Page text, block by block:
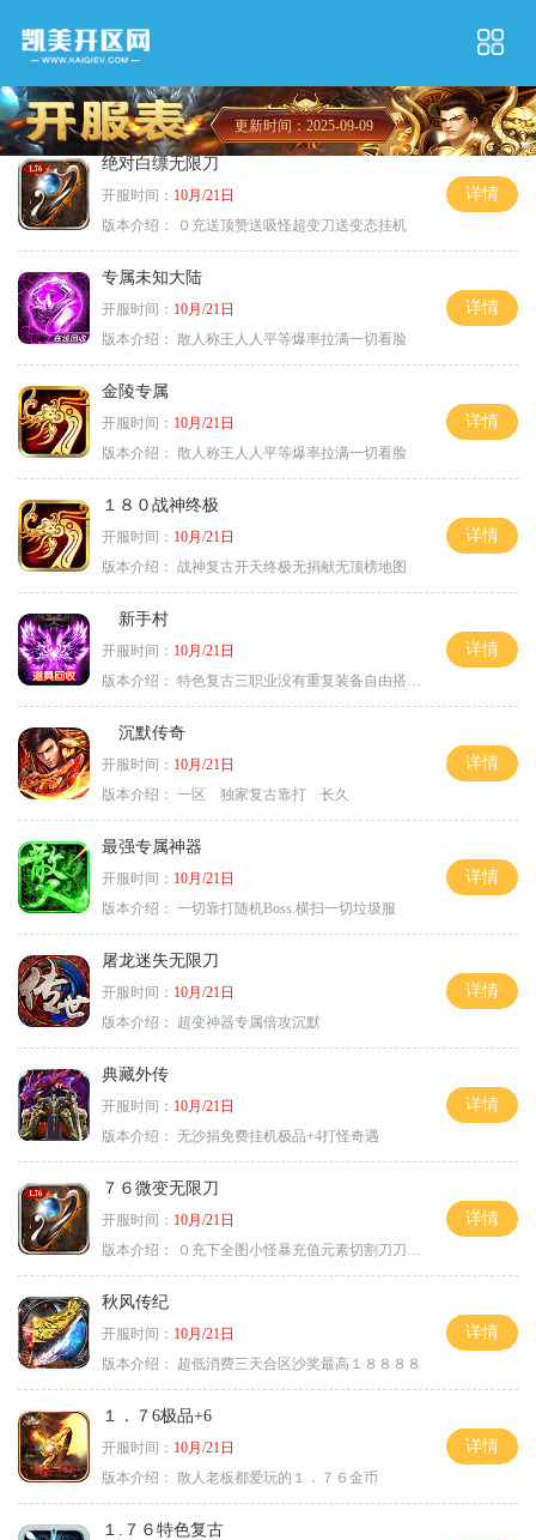
更新时间：2025-09-09
绝对白缥无限刀
开服时间： 10月/21日
版本介绍：
０充送顶赞送吸怪超变刀送变态挂机
详情
专属未知大陆
开服时间： 10月/21日
版本介绍： 散人称王人人平等爆率拉满一切看脸
详情
金陵专属
开服时间： 10月/21日
版本介绍： 散人称王人人平等爆率拉满一切看脸
详情
１８０战神终极
开服时间： 10月/21日
版本介绍： 战神复古开天终极无捐献无顶榜地图
详情
新手村
开服时间： 10月/21日
版本介绍： 特色复古三职业没有重复装备自由搭配私
详情
沉默传奇
开服时间： 10月/21日
版本介绍： 一区 独家复古靠打 长久
详情
最强专属神器
开服时间： 10月/21日
版本介绍： 一切靠打随机Boss.横扫一切垃圾服
详情
屠龙迷失无限刀
开服时间： 10月/21日
版本介绍：
超变神器专属倍攻沉默
详情
典藏外传
开服时间： 10月/21日
版本介绍： 无沙捐免费挂机极品+4打怪奇遇
详情
７６微变无限刀
开服时间： 10月/21日
版本介绍：
０充下全图小怪暴充值元素切割刀刀极品
详情
秋风传纪
开服时间： 10月/21日
版本介绍：
超低消费三天合区沙奖最高１８８８８
详情
１．７6极品+6
开服时间： 10月/21日
版本介绍： 散人老板都爱玩的１．７６金币
详情
１.７６特色复古